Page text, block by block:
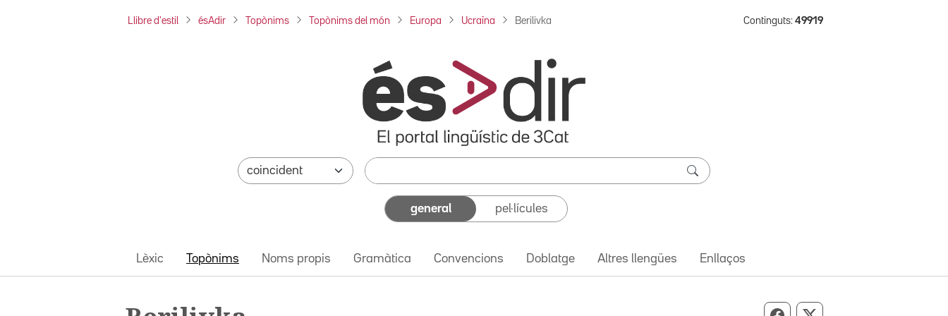
Llibre d'estil ésAdir Topònims Topònims del món Europa Ucraïna Berilivka Continguts: 49919
general pel·lícules
Lèxic Topònims Noms propis Gramàtica Convencions Doblatge Altres llengües Enllaços